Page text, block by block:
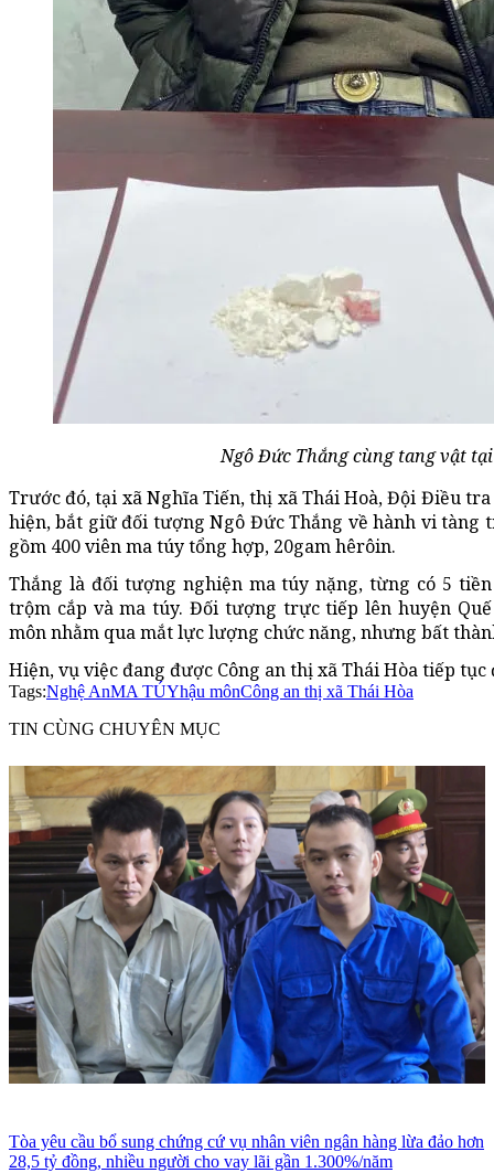
Ngô Đức Thắng cùng tang vật
Trước đó, tại xã Nghĩa Tiến, thị xã Thái Hoà, Đội Điều
hiện, bắt giữ đối tượng Ngô Đức Thắng về hành vi
gồm 400 viên ma túy tổng hợp, 20gam hêrôin.
Thắng là đối tượng nghiện ma túy nặng, từng có 5
trộm cắp và ma túy. Đối tượng trực tiếp lên huyện
môn nhằm qua mắt lực lượng chức năng, nhưng bất
Hiện, vụ việc đang được Công an thị xã Thái Hòa tiếp
Tags:Nghệ AnMA TÚYhậu mônCông an thị xã Thái Hòa
TIN CÙNG CHUYÊN MỤC
Tòa yêu cầu bổ sung chứng cứ vụ nhân viên ngân hàng lừa đảo hơn
28,5 tỷ đồng, nhiều người cho vay lãi gần 1.300%/năm